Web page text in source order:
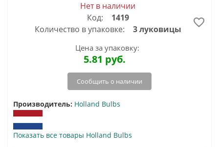
Нет в наличии
Код:
1419
Количество в упаковке:
3 луковицы
Цена за упаковку:
5.81 руб.
Сообщить о наличии
Производитель: Holland Bulbs
Показать все товары Holland Bulbs